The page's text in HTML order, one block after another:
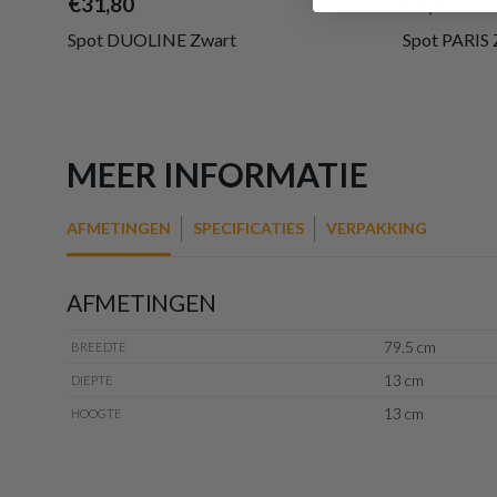
Spot DUOLINE Zwart Spot PARIS
MEER INFORMATIE
AFMETINGEN SPECIFICATIES VERPAKKING
AFMETINGEN
BREEDTE 79.5 cm
DIEPTE 13 cm
HOOGTE 13 cm
Glas Wit
Op voorraad